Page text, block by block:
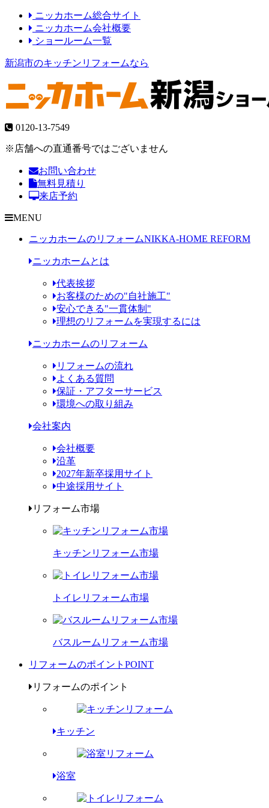
ニッカホーム総合サイト
ニッカホーム会社概要
ショールーム一覧
新潟市のキッチンリフォームなら
0120-13-7549
※店舗への直通番号ではございません
お問い合わせ
無料見積り
来店予約
MENU
ニッカホームのリフォームNIKKA-HOME REFORM
ニッカホームとは
代表挨拶
お客様のための"自社施工"
安心できる"一貫体制"
理想のリフォームを実現するには
ニッカホームのリフォーム
リフォームの流れ
よくある質問
保証・アフターサービス
環境への取り組み
会社案内
会社概要
沿革
2027年新卒採用サイト
中途採用サイト
リフォーム市場
キッチンリフォーム市場
トイレリフォーム市場
バスルームリフォーム市場
リフォームのポイント POINT
リフォームのポイント
キッチン
浴室